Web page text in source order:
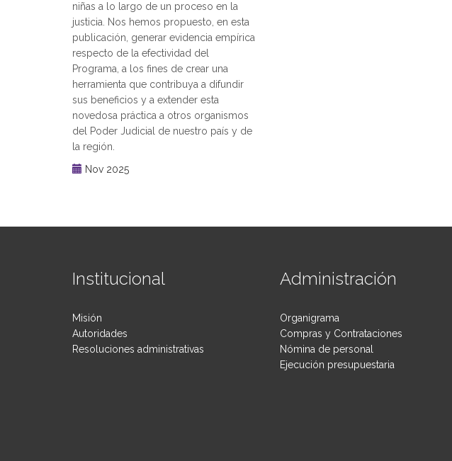
niñas a lo largo de un proceso en la
justicia. Nos hemos propuesto, en esta
publicación, generar evidencia empírica
respecto de la efectividad del
Programa, a los fines de crear una
herramienta que contribuya a difundir
sus beneficios y a extender esta
novedosa práctica a otros organismos
del Poder Judicial de nuestro país y de
la región.
Nov 2025
Institucional
Misión
Autoridades
Resoluciones administrativas
Administración
Organigrama
Compras y Contrataciones
Nómina de personal
Ejecución presupuestaria